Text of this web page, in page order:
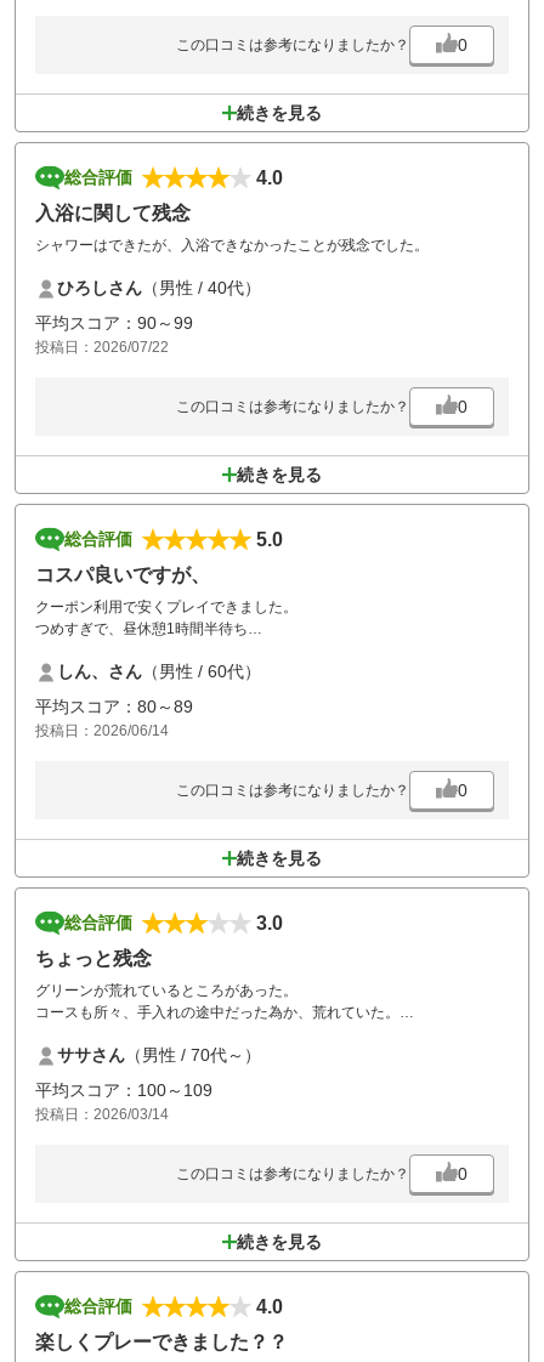
この口コミは参考になりましたか？ 0
続きを見る
総合評価
4.0
入浴に関して残念
シャワーはできたが、入浴できなかったことが残念でした。
ひろしさん （男性 / 40代）
平均スコア：90～99
投稿日：2026/07/22
この口コミは参考になりましたか？ 0
続きを見る
総合評価
5.0
コスパ良いですが、
クーポン利用で安くプレイできました。
つめすぎで、昼休憩1時間半待ち
かったです
フロントと、レストランのスタッフさんは、丁寧でしたが、
カート配車の女性スタッフは、愛想なく無愛想でめんどくさそうなオー
ラがんがん出ていて何が機嫌悪いのか？
しん、さん （男性 / 60代）
平均スコア：80～89
投稿日：2026/06/14
この口コミは参考になりましたか？ 0
続きを見る
総合評価
3.0
ちょっと残念
グリーンが荒れているところがあった。
コースも所々、手入れの途中だった為か、荒れていた。
ササさん （男性 / 70代～）
平均スコア：100～109
投稿日：2026/03/14
この口コミは参考になりましたか？ 0
続きを見る
総合評価
4.0
楽しくプレーできました？？